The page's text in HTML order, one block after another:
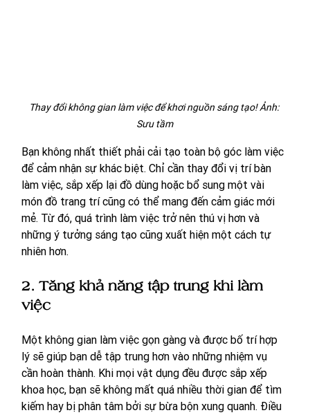
Thay đổi không gian làm việc để khơi nguồn sáng tạo! Ảnh:
Sưu tầm
Bạn không nhất thiết phải cải tạo toàn bộ góc làm việc
để cảm nhận sự khác biệt. Chỉ cần thay đổi vị trí bàn
làm việc, sắp xếp lại đồ dùng hoặc bổ sung một vài
món đồ trang trí cũng có thể mang đến cảm giác mới
mẻ. Từ đó, quá trình làm việc trở nên thú vị hơn và
những ý tưởng sáng tạo cũng xuất hiện một cách tự
nhiên hơn.
2. Tăng khả năng tập trung khi làm
việc
Một không gian làm việc gọn gàng và được bố trí hợp
lý sẽ giúp bạn dễ tập trung hơn vào những nhiệm vụ
cần hoàn thành. Khi mọi vật dụng đều được sắp xếp
khoa học, bạn sẽ không mất quá nhiều thời gian để tìm
kiếm hay bị phân tâm bởi sự bừa bộn xung quanh. Điều